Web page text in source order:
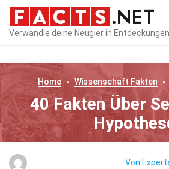
Verwandle deine Neugier in Entdeckungen
Home Wissenschaft Fakten
40 Fakten Über
Von